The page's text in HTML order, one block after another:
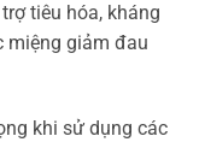
tiêu hóa, kháng
miệng giảm đau
khi sử dụng các